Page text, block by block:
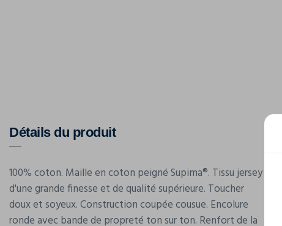
Détails du produit
100% coton. Maille en coton peigné Supima®. Tissu jersey
d'une grande finesse et de qualité supérieure. Toucher
doux et soyeux. Construction coupée cousue. Encolure
ronde avec bande de propreté ton sur ton. Renfort de la